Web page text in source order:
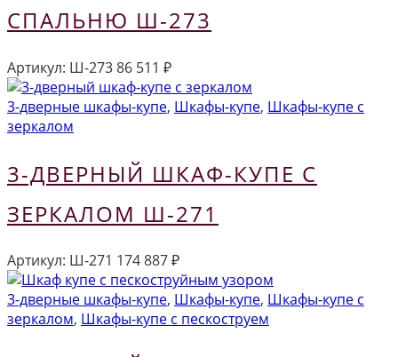
СПАЛЬНЮ Ш-273
Артикул: Ш-27386 511 ₽
3-дверные шкафы-купе, Шкафы-купе, Шкафы-купе с
зеркалом
3-ДВЕРНЫЙ ШКАФ-КУПЕ С
ЗЕРКАЛОМ Ш-271
Артикул: Ш-271 174 887₽
3-дверные шкафы-купе, Шкафы-купе, Шкафы-купе с
зеркалом, Шкафы-купе с пескоструем